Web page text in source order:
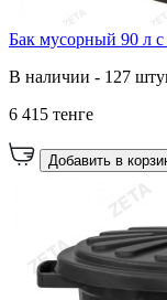
Бак мусорный 90 л
В наличии - 127
6 415 тенге
Добавить в